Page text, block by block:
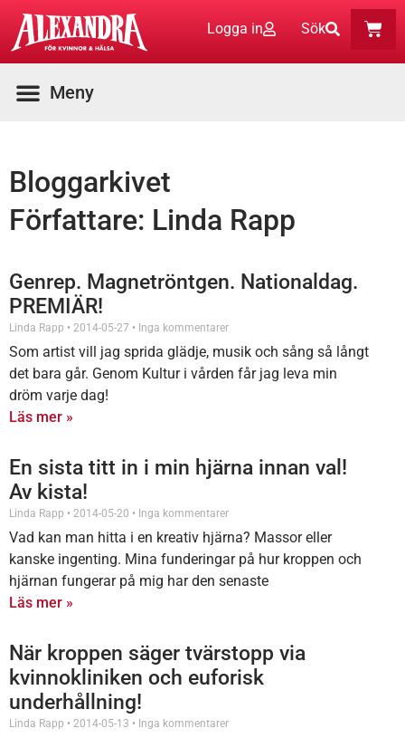
Logga in Sök
Bloggarkivet
Författare: Linda Rapp
Genrep. Magnetröntgen. Nationaldag.
PREMIÄR!
Linda Rapp 2014-05-27 Inga kommentarer
Som artist vill jag sprida glädje, musik och sång så långt
det bara går. Genom Kultur i vården får jag leva min
dröm varje dag!
Läs mer »
En sista titt in i min hjärna innan val!
Av kista!
Linda Rapp 2014-05-20 Inga kommentarer
Vad kan man hitta i en kreativ hjärna? Massor eller
kanske ingenting. Mina funderingar på hur kroppen och
hjärnan fungerar på mig har den senaste
Läs mer »
När kroppen säger tvärstopp via
kvinnokliniken och euforisk
underhållning!
Linda Rapp 2014-05-13 Inga kommentarer